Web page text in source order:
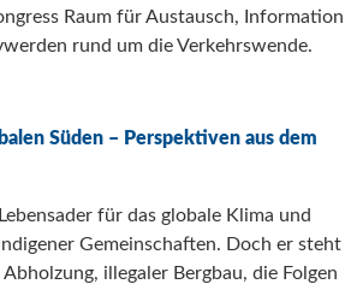
Raum für Austausch, Information
rund um die Verkehrswende.
Süden – Perspektiven aus dem
für das globale Klima und
Gemeinschaften. Doch er steht
illegaler Bergbau, die Folgen